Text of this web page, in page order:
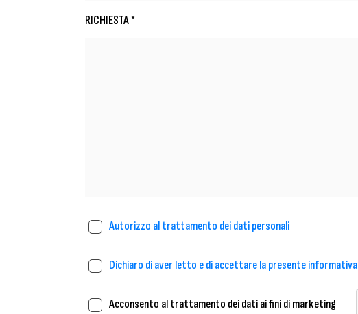
RICHIESTA *
Autorizzo al trattamento dei dati personali
Dichiaro di aver letto e di accettare la presente informativa
Acconsento al trattamento dei dati ai fini di marketing